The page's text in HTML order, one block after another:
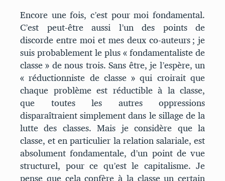
Encore une fois, c’est pour moi fondamental.
C’est peut-être aussi l’un des points de
discorde entre moi et mes deux co-auteurs ; je
suis probablement le plus « fondamentaliste de
classe » de nous trois. Sans être, je l’espère, un
« réductionniste de classe » qui croirait que
chaque problème est réductible à la classe,
que toutes les autres oppressions
disparaîtraient simplement dans le sillage de la
lutte des classes. Mais je considère que la
classe, et en particulier la relation salariale, est
absolument fondamentale, d’un point de vue
structurel, pour ce qu’est le capitalisme. Je